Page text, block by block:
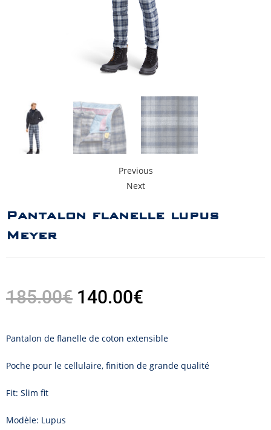
Previous
Next
Pantalon flanelle lupus
Meyer
185.00€ 140.00€
Pantalon de flanelle de coton extensible
Poche pour le cellulaire, finition de grande qualité
Fit: Slim fit
Modèle: Lupus